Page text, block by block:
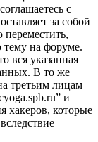
с
за собой
тему на форуме.
вся указанная
В то же
третьим лицам
и
хакеров, которые